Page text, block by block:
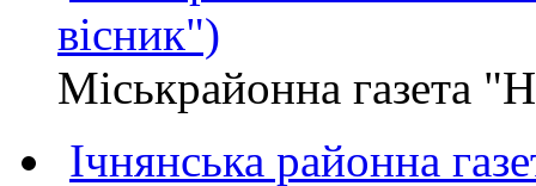
вісник")
Міськрайонна газета
Ічнянська районна